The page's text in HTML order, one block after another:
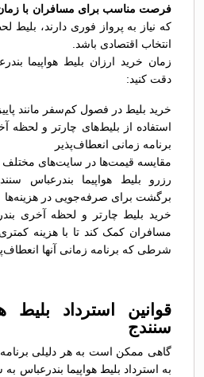
فرصت مناسب برای مسافران با
که نیاز به پرواز فوری دارند، بلیط
انتخاب اقتصادی باشد.
زمان خرید ارزان بلیط هواپیما
دقت کنید:
خرید بلیط در فصول کم‌سفر مانند
استفاده از بلیط‌های چارتر و
برنامه زمانی انعطاف‌پذیر
مقایسه قیمت‌ها در سایت‌های مختلف
رزرو بلیط هواپیما بندرعباس
برگشت برای صرفه‌جویی در هزینه‌ها
خرید بلیط چارتر و لحظه آخری
مسافران کمک کند تا با هزینه
شرطی که برنامه زمانی آنها
قوانین استرداد بلیط
سنندج
گاهی ممکن است به هر دلیلی برنامه
به استرداد بلیط هواپیما بندرعباس